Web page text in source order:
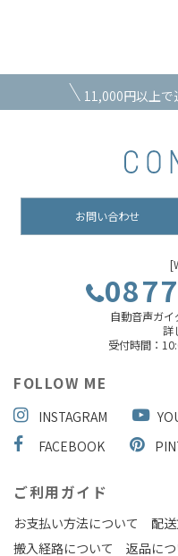
11,000円以上で
お問い合わせ
自動音声ガイ
詳
受付時間：
FOLLOW ME
INSTAGRAM
FACEBOOK
ご利用ガイド
お支払い方法について
配
搬入経路について
返品に